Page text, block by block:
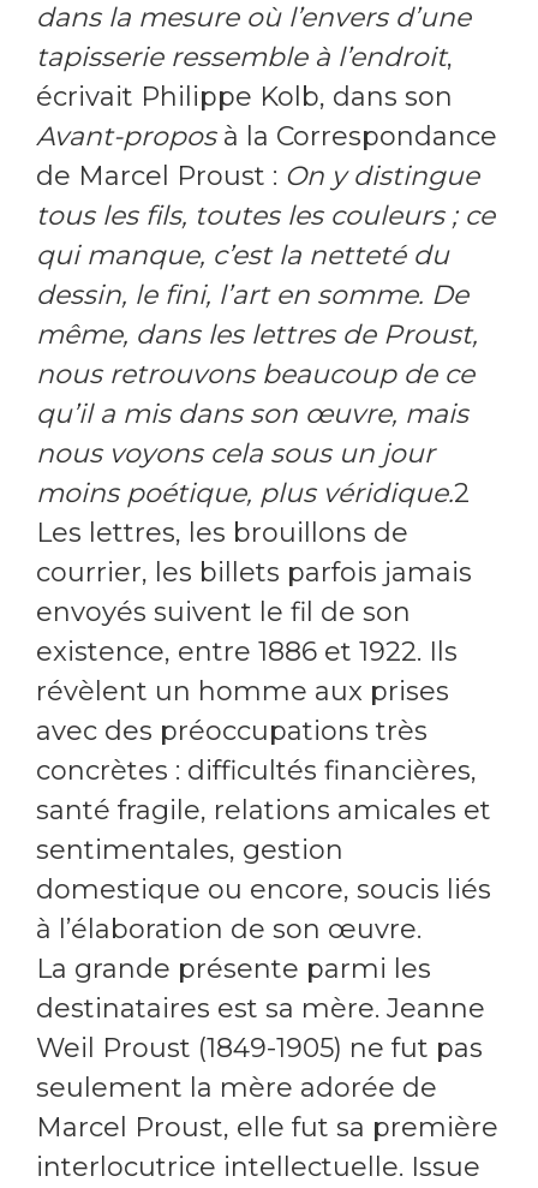
dans la mesure où l’envers d’une
tapisserie ressemble à l’endroit,
écrivait Philippe Kolb, dans son
Avant-proposà la Correspondance
de Marcel Proust : On y distingue
tous les fils, toutes les couleurs ; ce
qui manque, c’est la netteté du
dessin, le fini, l’art en somme. De
même, dans les lettres de Proust,
nous retrouvons beaucoup de ce
qu’il a mis dans son œuvre, mais
nous voyons cela sous un jour
moins poétique, plus véridique.2
Les lettres, les brouillons de
courrier, les billets parfois jamais
envoyés suivent le fil de son
existence, entre 1886 et 1922. Ils
révèlent un homme aux prises
avec des préoccupations très
concrètes : difficultés financières,
santé fragile, relations amicales et
sentimentales, gestion
domestique ou encore, soucis liés
à l’élaboration de son œuvre.
La grande présente parmi les
destinataires est sa mère. Jeanne
Weil Proust (1849-1905) ne fut pas
seulement la mère adorée de
Marcel Proust, elle fut sa première
interlocutrice intellectuelle. Issue